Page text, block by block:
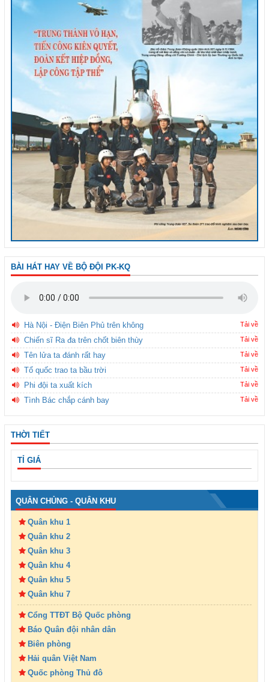
BÀI HÁT HAY VỀ BỘ ĐỘI PK-KQ
Hà Nội - Điện Biên Phủ trên không Tải về
Chiến sĩ Ra đa trên chốt biên thùy Tải về
Tên lửa ta đánh rất hay Tải về
Tổ quốc trao ta bầu trời Tải về
Phi đội ta xuất kích Tải về
Tình Bác chắp cánh bay Tải về
THỜI TIẾT
TỈ GIÁ
QUÂN CHỦNG - QUÂN KHU
Quân khu 1
Quân khu 2
Quân khu 3
Quân khu 4
Quân khu 5
Quân khu 7
Cổng TTĐT Bộ Quốc phòng
Báo Quân đội nhân dân
Biên phòng
Hải quân Việt Nam
Quốc phòng Thủ đô